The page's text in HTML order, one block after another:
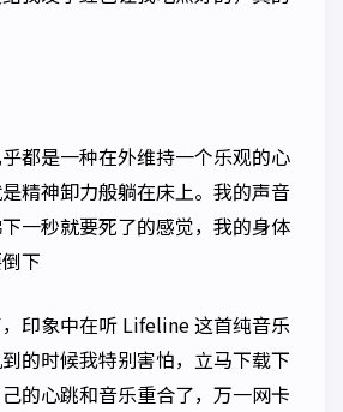
都是一种在外维持一个乐观的心
精神卸力般躺在床上。我的声音
一秒就要死了的感觉，我的身体
下
印象中在听 Lifeline 这首纯音乐
的时候我特别害怕，立马下载下
的心跳和音乐重合了，万一网卡